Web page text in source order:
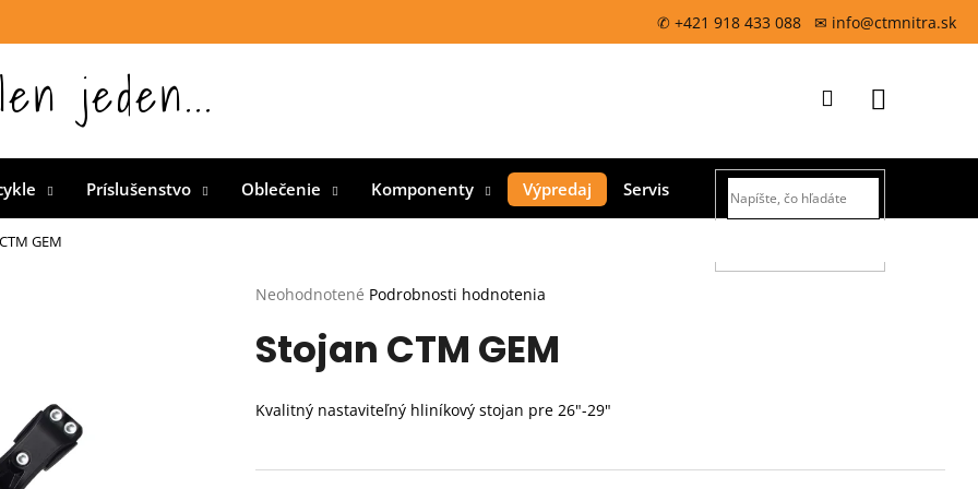
✆ +421 918 433 088 ✉ info@ctmnitra.sk
jeden...
Príslušenstvo Oblečenie Komponenty Výpredaj Servis
Prihlásenie
košík
GEM
Priemerné
produktu
je
5
Neohodnotené Podrobnosti hodnotenia
Stojan CTM GEM
Kvalitný nastaviteľný hliníkový stojan pre 26"-29"